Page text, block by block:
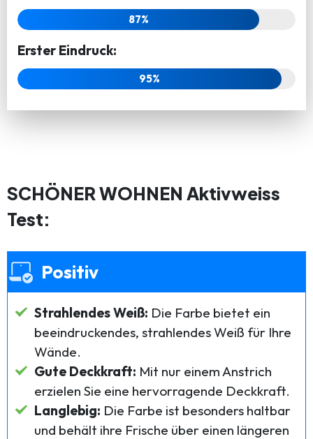
87%
Erster Eindruck:
95%
SCHÖNER WOHNEN Aktivweiss
Test:
Positiv
Strahlendes Weiß: Die Farbe bietet ein
beeindruckendes, strahlendes Weiß für Ihre
Wände.
Gute Deckkraft: Mit nur einem Anstrich
erzielen Sie eine hervorragende Deckkraft.
Langlebig: Die Farbe ist besonders haltbar
und behält ihre Frische über einen längeren